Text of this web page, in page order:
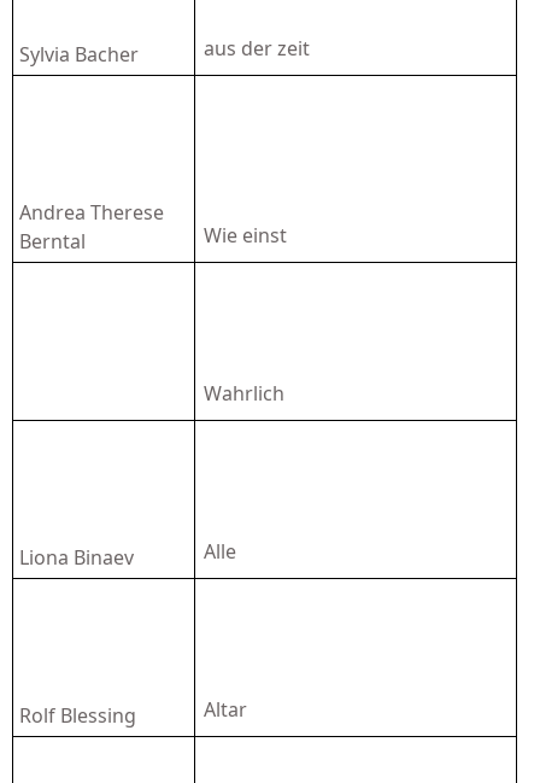
Sylvia Bacher aus der zeit
Andrea Therese
Berntal
Wie einst
Wahrlich
Liona Binaev Alle
Rolf Blessing Altar